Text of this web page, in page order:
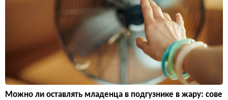
Можно ли оставлять младенца в подгузнике в жару: сове